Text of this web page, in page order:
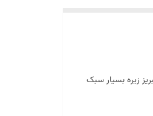
زیره بسیار سبک